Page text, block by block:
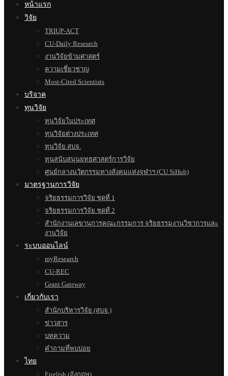
หน้าแรก
วิจัย
TRIUP-ACT
CU-Daily Research
งานวิจัยข้ามศาสตร์
ความเชี่ยวชาญ
Most-Cited Scientists
บริจาค
ทุนวิจัย
ทุนวิจัยในประเทศ
ทุนวิจัยต่างประเทศ
ทุนวิจัย สบจ.
ทุนสนับสนุนยุทธศาสตร์การวิจัย
ศูนย์กลางนวัตกรรมทางสังคมแห่งจุฬาฯ (CU SiHub)
มาตรฐานการวิจัย
จริยธรรมการวิจัย ชุดที่ 1
จริยธรรมการวิจัย ชุดที่ 2
สำนักงานเลขานุการคณะกรรมการ จริยธรรมงานวิชาการและ
งานวิจัย
ระบบออนไลน์
myResearch
CU-REC
Grant Gateway
เกี่ยวกับเรา
สำนักบริหารวิจัย (สบจ.)
ข่าวสาร
บทความ
คำถามที่พบบ่อย
ไทย
English (อังกฤษ)